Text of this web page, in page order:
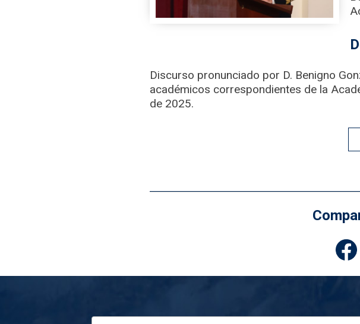
Discurso pronunciado por D. Benigno
académicos correspondientes de la
de 2025.